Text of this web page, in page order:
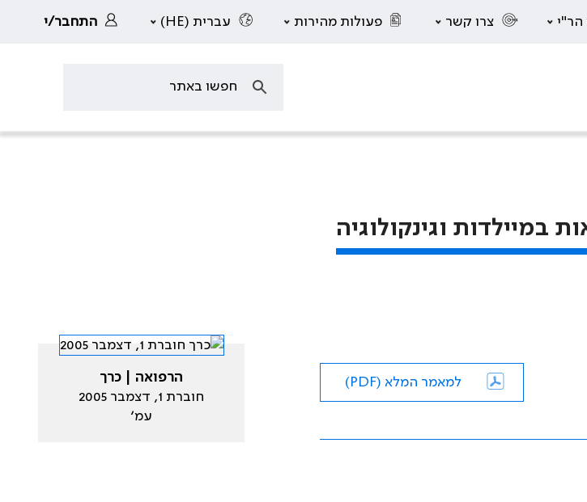
הר"י צרו קשר פעולות מהירות עברית (HE) התחבר/י
במיילדות וגינקולוגיה
למאמר המלא (PDF)
הרפואה | כרך
חוברת 1, דצמבר 2005
עמ׳